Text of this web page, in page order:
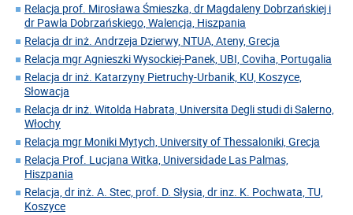
Relacja prof. Mirosława Śmieszka, dr Magdaleny Dobrzańskiej i
dr Pawla Dobrzańskiego, Walencja, Hiszpania
Relacja dr inż. Andrzeja Dzierwy, NTUA, Ateny, Grecja
Relacja mgr Agnieszki Wysockiej-Panek, UBI, Coviha, Portugalia
Relacja dr inż. Katarzyny Pietruchy-Urbanik, KU, Koszyce,
Słowacja
Relacja dr inż. Witolda Habrata, Universita Degli studi di Salerno,
Włochy
Relacja mgr Moniki Mytych, University of Thessaloniki, Grecja
Relacja Prof. Lucjana Witka, Universidade Las Palmas,
Hiszpania
Relacja, dr inż. A. Stec, prof. D. Słysia, dr inz. K. Pochwata, TU,
Koszyce